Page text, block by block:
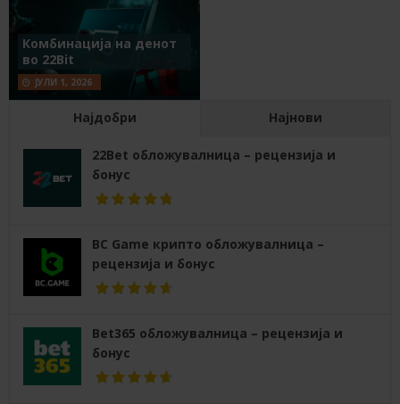
Комбинација на денот
во 22Bit
ЈУЛИ 1, 2026
Најдобри Најнови
22Bet обложувалница – рецензија и
бонус
BC Game крипто обложувалница –
рецензија и бонус
Bet365 обложувалница – рецензија и
бонус